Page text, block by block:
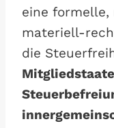
eine
materiell-
die